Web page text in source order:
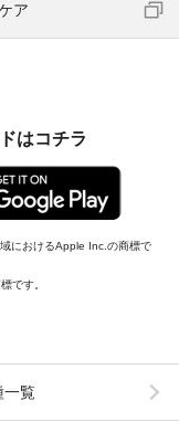
ア
はコチラ
におけるApple Inc.の商標で
です。
一覧